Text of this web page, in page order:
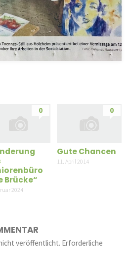
0
Brücke“
2024
0
Gute Chancen
11. April 2014
veröffentlicht. Erforderliche